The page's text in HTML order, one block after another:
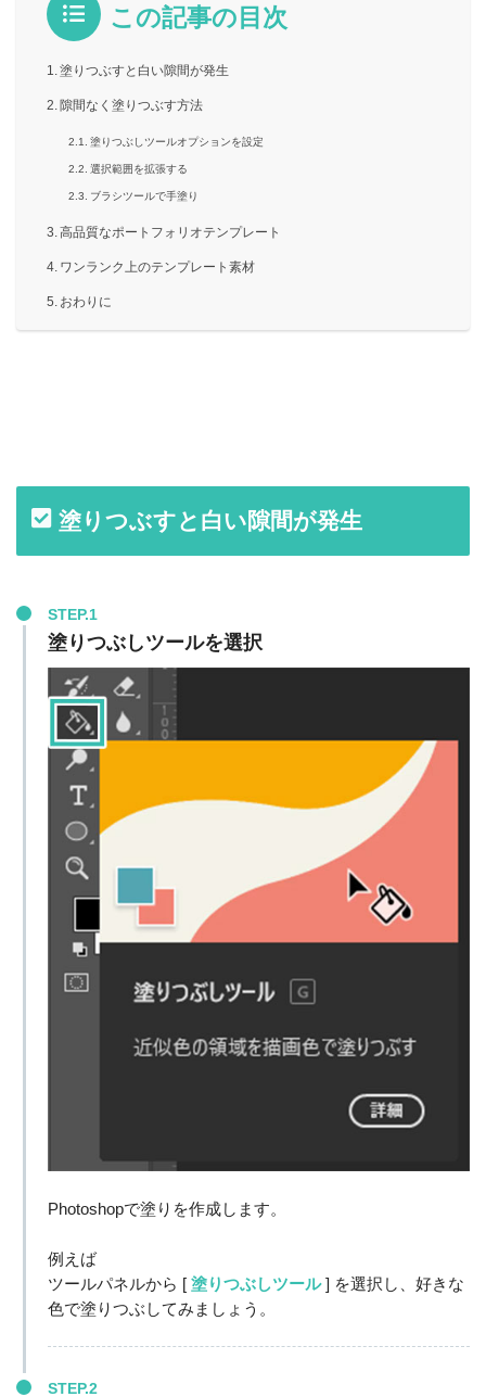
この記事の目次
塗りつぶすと白い隙間が発生
隙間なく塗りつぶす方法
塗りつぶしツールオプションを設定
選択範囲を拡張する
ブラシツールで手塗り
高品質なポートフォリオテンプレート
ワンランク上のテンプレート素材
おわりに
塗りつぶすと白い隙間が発生
STEP.1
塗りつぶしツールを選択
Photoshopで塗りを作成します。
例えば
ツールパネルから [ 塗りつぶしツール] を選択し、好きな
色で塗りつぶしてみましょう。
STEP.2